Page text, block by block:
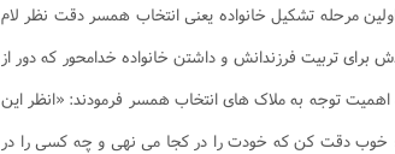
مرحله تشکیل خانواده یعنی انتخاب همسر دقت نظر لام
برای تربیت فرزندانش و داشتن خانواده خدامحور که دور از
توجه به ملاک های انتخاب همسر فرمودند: «انظر این
دقت کن که خودت را در کجا می نهی و چه کسی را در